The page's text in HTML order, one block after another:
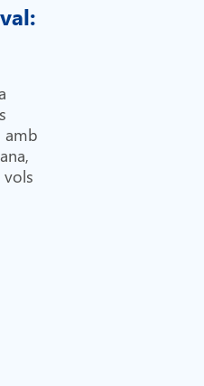
amb
vols